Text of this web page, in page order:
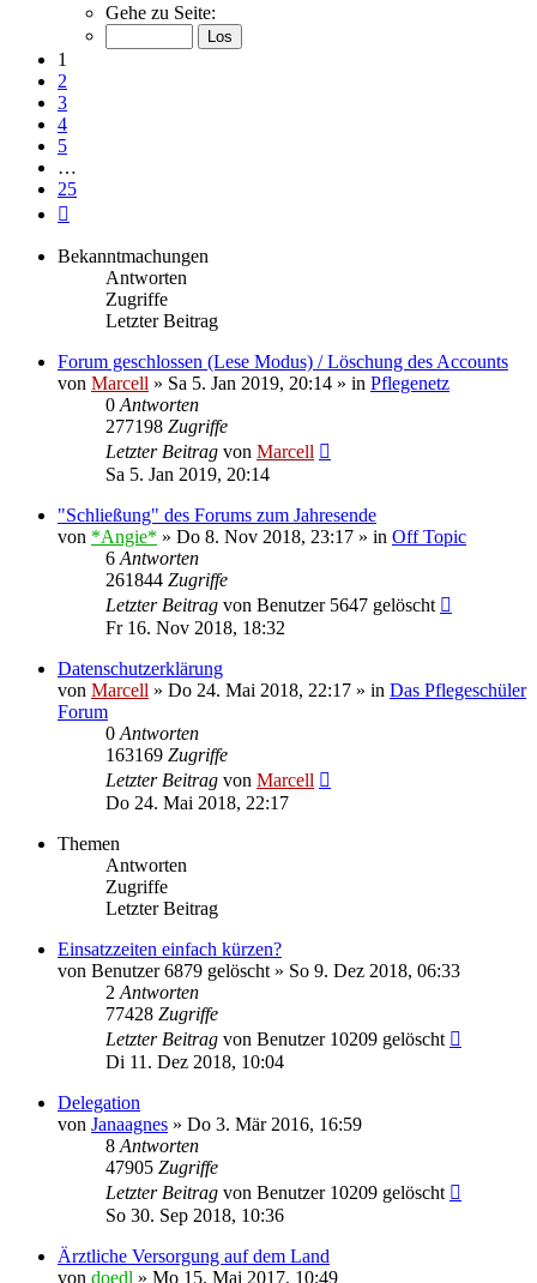
von
Gehe zu Seite:
1
2
3
4
5
…
25
Bekanntmachungen
Antworten
Zugriffe
Letzter Beitrag
Forum geschlossen (Lese Modus) / Löschung des Accounts
von Marcell » Sa 5. Jan 2019, 20:14 » in Pflegenetz
0 Antworten
277198 Zugriffe
Letzter Beitrag von Marcell
Sa 5. Jan 2019, 20:14
"Schließung" des Forums zum Jahresende
von *Angie* » Do 8. Nov 2018, 23:17 » in Off Topic
6 Antworten
261844 Zugriffe
Letzter Beitrag von Benutzer 5647 gelöscht
Fr 16. Nov 2018, 18:32
Datenschutzerklärung
von Marcell » Do 24. Mai 2018, 22:17 » in Das Pflegeschüler
Forum
0 Antworten
163169 Zugriffe
Letzter Beitrag von Marcell
Do 24. Mai 2018, 22:17
Themen
Antworten
Zugriffe
Letzter Beitrag
Einsatzzeiten einfach kürzen?
von Benutzer 6879 gelöscht » So 9. Dez 2018, 06:33
2 Antworten
77428 Zugriffe
Letzter Beitrag von Benutzer 10209 gelöscht
Di 11. Dez 2018, 10:04
Delegation
von Janaagnes » Do 3. Mär 2016, 16:59
8 Antworten
47905 Zugriffe
Letzter Beitrag von Benutzer 10209 gelöscht
So 30. Sep 2018, 10:36
Ärztliche Versorgung auf dem Land
von doedl » Mo 15. Mai 2017, 10:49